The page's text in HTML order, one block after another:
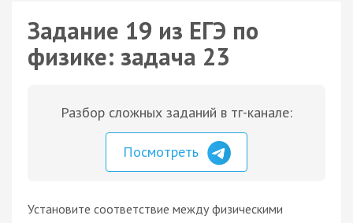
Задание 19 из ЕГЭ по
физике: задача 23
Разбор сложных заданий в тг-канале:
Посмотреть
Установите соответствие между физическими